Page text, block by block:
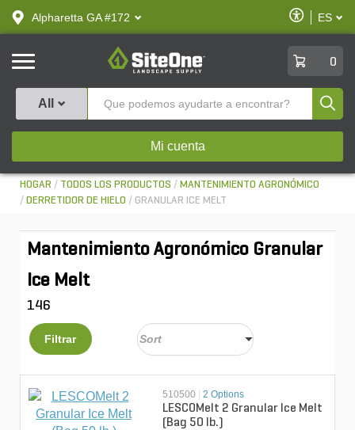
text.skipToContent
text.skipToNavigation
Alpharetta GA #172
Habilitar
ES
SiteOne
0
All
Mi cuenta
HOGAR TODOS LOS PRODUCTOS
MANTENIMIENTO AGRONÓMICO
DERRETIDOR DE HIELO
GRANULAR ICE MELT
Mantenimiento Agronómico Granular
Ice Melt
146
Filtrar
510500 2 Options
LESCOMelt 2 Granular Ice Melt
(Bag 50 lb.)